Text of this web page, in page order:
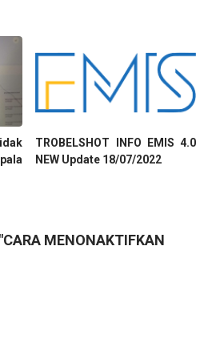
TROBELSHOT INFO EMIS 4.0
NEW Update 18/07/2022
MENONAKTIFKAN